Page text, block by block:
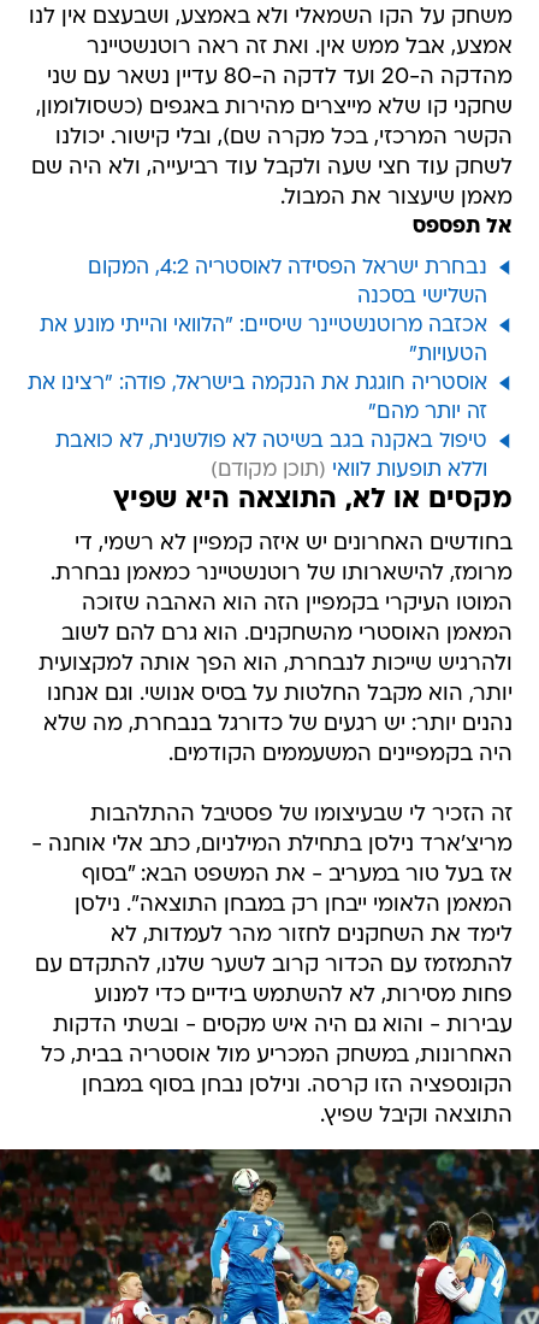
משחק על הקו השמאלי ולא באמצע, ושבעצם אין לנו
אמצע, אבל ממש אין. ואת זה ראה רוטנשטיינר
מהדקה ה-20 ועד לדקה ה-80 עדיין נשאר עם שני
שחקני קו שלא מייצרים מהירות באגפים (כשסולומון,
הקשר המרכזי, בכל מקרה שם), ובלי קישור. יכולנו
לשחק עוד חצי שעה ולקבל עוד רביעייה, ולא היה שם
מאמן שיעצור את המבול.
אל תפספס
נבחרת ישראל הפסידה לאוסטריה 4:2, המקום
השלישי בסכנה
אכזבה מרוטנשטיינר שיסיים: "הלוואי והייתי מונע את
הטעויות"
אוסטריה חוגגת את הנקמה בישראל, פודה: "רצינו את
זה יותר מהם"
טיפול באקנה בגב בשיטה לא פולשנית, לא כואבת
וללא תופעות לוואי
מקסים או לא, התוצאה היא שפיץ
בחודשים האחרונים יש איזה קמפיין לא רשמי, די
מרומז, להישארותו של רוטנשטיינר כמאמן נבחרת.
המוטו העיקרי בקמפיין הזה הוא האהבה שזוכה
המאמן האוסטרי מהשחקנים. הוא גרם להם לשוב
ולהרגיש שייכות לנבחרת, הוא הפך אותה למקצועית
יותר, הוא מקבל החלטות על בסיס אנושי. וגם אנחנו
נהנים יותר: יש רגעים של כדורגל בנבחרת, מה שלא
היה בקמפיינים המשעממים הקודמים.
זה הזכיר לי שבעיצומו של פסטיבל ההתלהבות
מריצ'ארד נילסן בתחילת המילניום, כתב אלי אוחנה -
אז בעל טור במעריב - את המשפט הבא: "בסוף
המאמן הלאומי ייבחן רק במבחן התוצאה". נילסן
לימד את השחקנים לחזור מהר לעמדות, לא
להתמזמז עם הכדור קרוב לשער שלנו, להתקדם עם
פחות מסירות, לא להשתמש בידיים כדי למנוע
עבירות - והוא גם היה איש מקסים - ובשתי הדקות
האחרונות, במשחק המכריע מול אוסטריה בבית, כל
הקונספציה הזו קרסה. ונילסן נבחן בסוף במבחן
התוצאה וקיבל שפיץ.